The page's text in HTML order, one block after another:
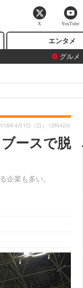
エンタメ
グルメ
ースで脱
企業も多い。
年4月1日（日） 12時42分
X YouTube